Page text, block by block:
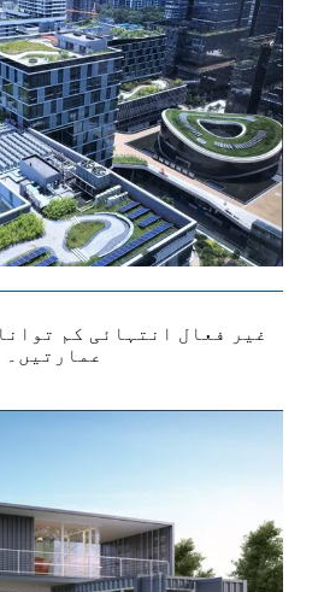
غیر فعال انتہائی کم
عمارتیں۔